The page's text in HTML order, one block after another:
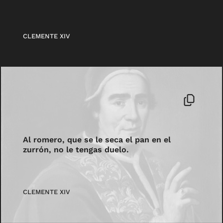
CLEMENTE XIV
Al romero, que se le seca el pan en el
zurrón, no le tengas duelo.
CLEMENTE XIV